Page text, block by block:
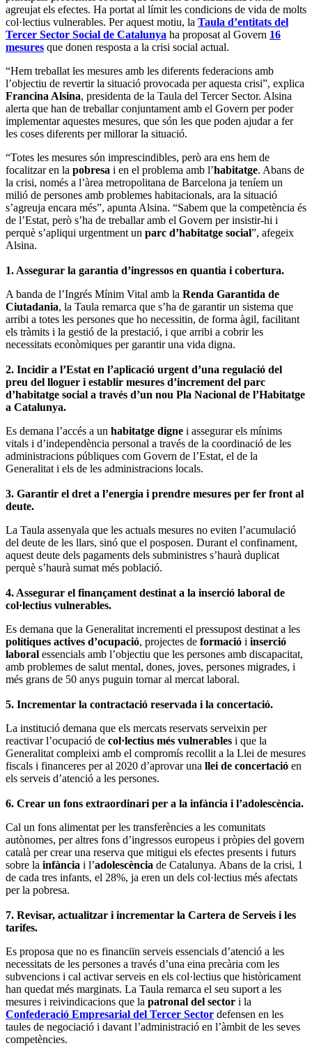
agreujat els efectes. Ha portat al límit les condicions de vida de molts
col·lectius vulnerables. Per aquest motiu, la Taula d’entitats del
Tercer Sector Social de Catalunya ha proposat al Govern 16
mesures que donen resposta a la crisi social actual.
“Hem treballat les mesures amb les diferents federacions amb
l’objectiu de revertir la situació provocada per aquesta crisi”, explica
Francina Alsina, presidenta de la Taula del Tercer Sector. Alsina
alerta que han de treballar conjuntament amb el Govern per poder
implementar aquestes mesures, que són les que poden ajudar a fer
les coses diferents per millorar la situació.
“Totes les mesures són imprescindibles, però ara ens hem de
focalitzar en la pobresa i en el problema amb l’habitatge. Abans de
la crisi, només a l’àrea metropolitana de Barcelona ja teníem un
milió de persones amb problemes habitacionals, ara la situació
s’agreuja encara més”, apunta Alsina. “Sabem que la competència és
de l’Estat, però s’ha de treballar amb el Govern per insistir-hi i
perquè s’apliqui urgentment un parc d’habitatge social”, afegeix
Alsina.
1. Assegurar la garantia d’ingressos en quantia i cobertura.
A banda de l’Ingrés Mínim Vital amb la Renda Garantida de
Ciutadania, la Taula remarca que s’ha de garantir un sistema que
arribi a totes les persones que ho necessitin, de forma àgil, facilitant
els tràmits i la gestió de la prestació, i que arribi a cobrir les
necessitats econòmiques per garantir una vida digna.
2. Incidir a l’Estat en l’aplicació urgent d’una regulació del
preu del lloguer i establir mesures d’increment del parc
d’habitatge social a través d’un nou Pla Nacional de l’Habitatge
a Catalunya.
Es demana l’accés a un habitatge digne i assegurar els mínims
vitals i d’independència personal a través de la coordinació de les
administracions públiques com Govern de l’Estat, el de la
Generalitat i els de les administracions locals.
3. Garantir el dret a l’energia i prendre mesures per fer front al
deute.
La Taula assenyala que les actuals mesures no eviten l’acumulació
del deute de les llars, sinó que el posposen. Durant el confinament,
aquest deute dels pagaments dels subministres s’haurà duplicat
perquè s’haurà sumat més població.
4. Assegurar el finançament destinat a la inserció laboral de
col·lectius vulnerables.
Es demana que la Generalitat incrementi el pressupost destinat a les
polítiques actives d’ocupació, projectes de formació i inserció
laboral essencials amb l’objectiu que les persones amb discapacitat,
amb problemes de salut mental, dones, joves, persones migrades, i
més grans de 50 anys puguin tornar al mercat laboral.
5. Incrementar la contractació reservada i la concertació.
La institució demana que els mercats reservats serveixin per
reactivar l’ocupació de col·lectius més vulnerables i que la
Generalitat compleixi amb el compromís recollit a la Llei de mesures
fiscals i financeres per al 2020 d’aprovar una llei de concertació en
els serveis d’atenció a les persones.
6. Crear un fons extraordinari per a la infància i l’adolescència.
Cal un fons alimentat per les transferències a les comunitats
autònomes, per altres fons d’ingressos europeus i pròpies del govern
català per crear una reserva que mitigui els efectes presents i futurs
sobre la infància i l’adolescència de Catalunya. Abans de la crisi, 1
de cada tres infants, el 28%, ja eren un dels col·lectius més afectats
per la pobresa.
7. Revisar, actualitzar i incrementar la Cartera de Serveis i les
tarifes.
Es proposa que no es financiïn serveis essencials d’atenció a les
necessitats de les persones a través d’una eina precària com les
subvencions i cal activar serveis en els col·lectius que històricament
han quedat més marginats. La Taula remarca el seu suport a les
mesures i reivindicacions que la patronal del sector i la
Confederació Empresarial del Tercer Sector defensen en les
taules de negociació i davant l’administració en l’àmbit de les seves
competències.